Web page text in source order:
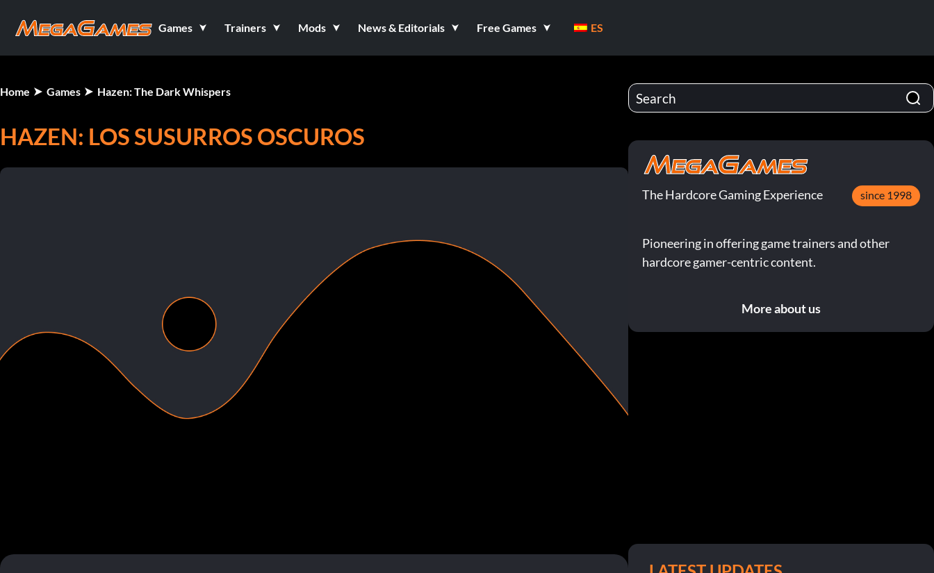
Games Trainers Mods News & Editorials Free Games ES
Home Games Hazen: The Dark Whispers
HAZEN: LOS SUSURROS OSCUROS
The Hardcore Gaming Experience since 1998
Pioneering in offering game trainers and other
hardcore gamer-centric content.
More about us